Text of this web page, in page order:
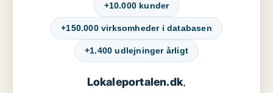
+10.000 kunder
+150.000 virksomheder i databasen
+1.400 udlejninger årligt
Lokaleportalen.dk,